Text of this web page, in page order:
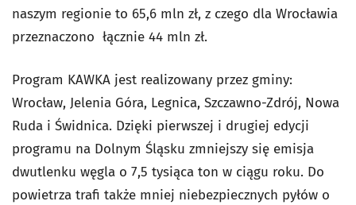
naszym regionie to 65,6 mln zł, z czego dla Wrocławia
przeznaczono łącznie 44 mln zł.
Program KAWKA jest realizowany przez gminy:
Wrocław, Jelenia Góra, Legnica, Szczawno-Zdrój, Nowa
Ruda i Świdnica. Dzięki pierwszej i drugiej edycji
programu na Dolnym Śląsku zmniejszy się emisja
dwutlenku węgla o 7,5 tysiąca ton w ciągu roku. Do
powietrza trafi także mniej niebezpiecznych pyłów o